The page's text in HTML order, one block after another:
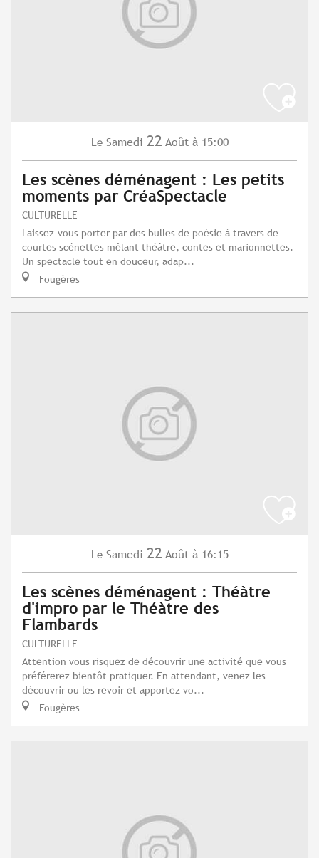
Le Samedi 22 Août à 15:00
Les scènes déménagent : Les petits
moments par CréaSpectacle
CULTURELLE
Laissez-vous porter par des bulles de poésie à travers de
courtes scénettes mêlant théâtre, contes et marionnettes.
Un spectacle tout en douceur, adap...
Fougères
Le Samedi 22 Août à 16:15
Les scènes déménagent : Théàtre
d'impro par le Théàtre des
Flambards
CULTURELLE
Attention vous risquez de découvrir une activité que vous
préférerez bientôt pratiquer. En attendant, venez les
découvrir ou les revoir et apportez vo...
Fougères